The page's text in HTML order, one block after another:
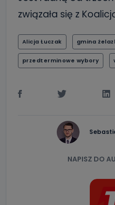
związała się z
Alicja Łuczak gmina
przedterminowe wybory
NAPISZ DO